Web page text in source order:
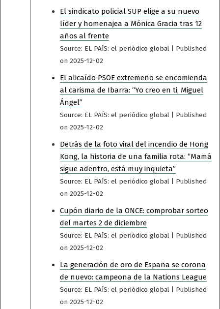
El sindicato policial SUP elige a su nuevo
líder y homenajea a Mónica Gracia tras 12
años al frente
Source: EL PAÍS: el periódico global
Published
on 2025-12-02
El alicaído PSOE extremeño se encomienda
al carisma de Ibarra: “Yo creo en ti, Miguel
Ángel”
Source: EL PAÍS: el periódico global
Published
on 2025-12-02
Detrás de la foto viral del incendio de Hong
Kong, la historia de una familia rota: “Mamá
sigue adentro, está muy inquieta”
Source: EL PAÍS: el periódico global
Published
on 2025-12-02
Cupón diario de la ONCE: comprobar sorteo
del martes 2 de diciembre
Source: EL PAÍS: el periódico global
Published
on 2025-12-02
La generación de oro de España se corona
de nuevo: campeona de la Nations League
Source: EL PAÍS: el periódico global
Published
on 2025-12-02